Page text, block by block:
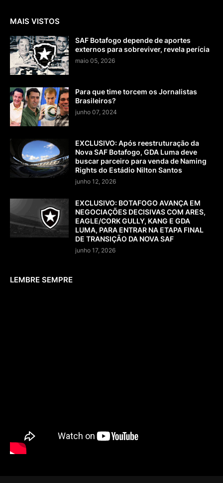
MAIS VISTOS
SAF Botafogo depende de aportes
externos para sobreviver, revela perícia
maio 05, 2026
Para que time torcem os Jornalistas
Brasileiros?
junho 07, 2024
EXCLUSIVO: Após reestruturação da
Nova SAF Botafogo, GDA Luma deve
buscar parceiro para venda de Naming
Rights do Estádio Nilton Santos
junho 12, 2026
EXCLUSIVO: BOTAFOGO AVANÇA EM
NEGOCIAÇÕES DECISIVAS COM ARES,
EAGLE/CORK GULLY, KANG E GDA
LUMA, PARA ENTRAR NA ETAPA FINAL
DE TRANSIÇÃO DA NOVA SAF
junho 17, 2026
LEMBRE SEMPRE